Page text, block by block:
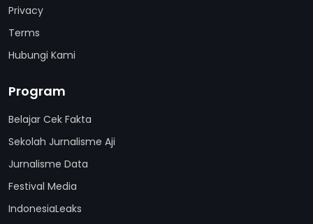
Privacy
Terms
Hubungi Kami
Program
Belajar Cek Fakta
Sekolah Jurnalisme Aji
Jurnalisme Data
Festival Media
IndonesiaLeaks